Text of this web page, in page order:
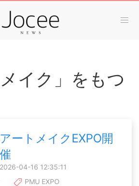
メイク」をもつ
アートメイクEXPO開
催
2026-04-16 12:35:11
PMU EXPO